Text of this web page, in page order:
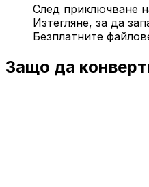
След приключване
Изтегляне, за да
Безплатните
Защо да